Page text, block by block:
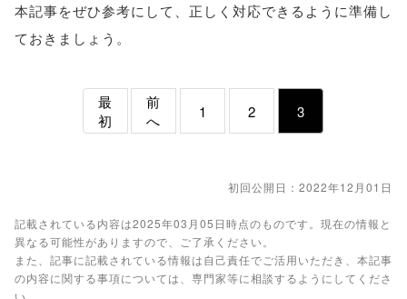
本記事をぜひ参考にして、正しく対応できるように準備し
ておきましょう。
最
初
前
へ
1 2 3
初回公開日：2022年12月01日
記載されている内容は2025年03月05日時点のものです。現在の情報と
異なる可能性がありますので、ご了承ください。
また、記事に記載されている情報は自己責任でご活用いただき、本記事
の内容に関する事項については、専門家等に相談するようにしてくださ
い。